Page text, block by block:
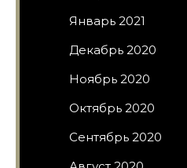
Январь 2021
Декабрь 2020
Ноябрь 2020
Октябрь 2020
Сентябрь 2020